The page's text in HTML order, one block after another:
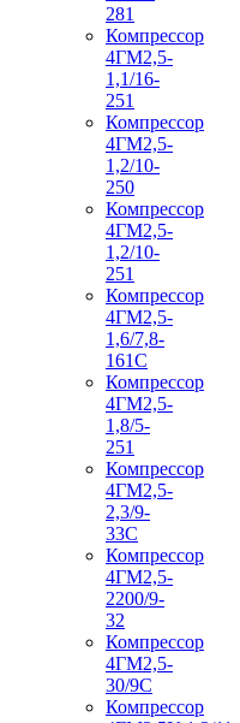
281
Компрессор
4ГМ2,5-
1,1/16-
251
Компрессор
4ГМ2,5-
1,2/10-
250
Компрессор
4ГМ2,5-
1,2/10-
251
Компрессор
4ГМ2,5-
1,6/7,8-
161С
Компрессор
4ГМ2,5-
1,8/5-
251
Компрессор
4ГМ2,5-
2,3/9-
33С
Компрессор
4ГМ2,5-
2200/9-
32
Компрессор
4ГМ2,5-
30/9С
Компрессор